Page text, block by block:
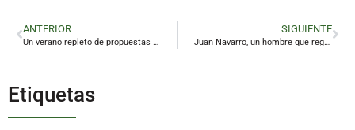
ANTERIOR SIGUIENTE
Juan Navarro, un hombre que regala vida
Etiquetas